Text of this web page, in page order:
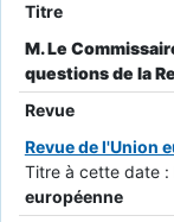
Titre
M. Le
questions de la
Revue
Revue de l'Union
Titre à cette date :
européenne